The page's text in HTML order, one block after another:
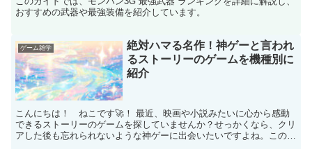
おすすめの武器や最強装備を紹介しています。
ゲーム雑学
絶対ハマる名作！神ゲーと言われ
るストーリーのゲームを機種別に
紹介
こんにちは！ ねこです🚀！ 最近、映画や小説みたいに心から感動
できるストーリーのゲームを探していませんか？せっかくなら、クリ
アした後も忘れられないような神ゲーに出会いたいですよね。このペ